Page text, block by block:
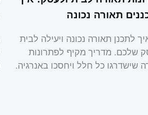
תאורה נכונה
לתכנן תאורה נכונה ויעילה לבית
שלכם. מדריך מקיף לפתרונות
שישדרגו כל חלל ויחסכו באנרגיה.